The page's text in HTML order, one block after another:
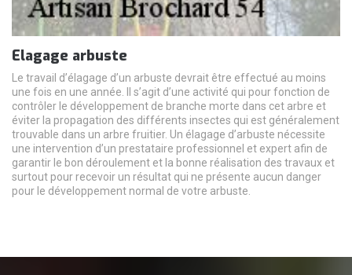
Elagage arbuste
Le travail d’élagage d’un arbuste devrait être effectué au moins
une fois en une année. Il s’agit d’une activité qui pour fonction de
contrôler le développement de branche morte dans cet arbre et
éviter la propagation des différents insectes qui est généralement
trouvable dans un arbre fruitier. Un élagage d’arbuste nécessite
une intervention d’un prestataire professionnel et expert afin de
garantir le bon déroulement et la bonne réalisation des travaux et
surtout pour recevoir un résultat qui ne présente aucun danger
pour le développement normal de votre arbuste.